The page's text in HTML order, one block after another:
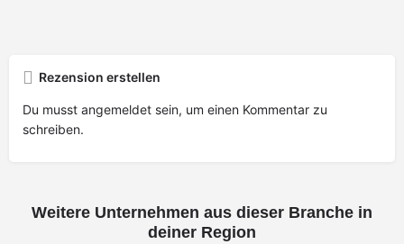
Rezension erstellen
Du musst angemeldet sein, um einen Kommentar zu
schreiben.
Weitere Unternehmen aus dieser Branche in
deiner Region